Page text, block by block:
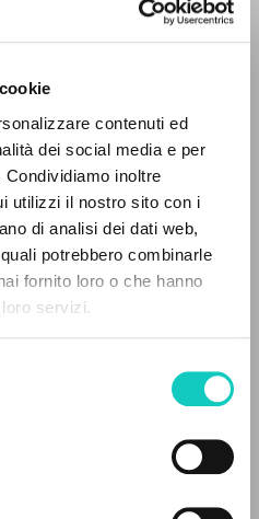
contenuti ed
dei social media e per
inoltre
utilizzi il nostro sito con i
di analisi dei dati web,
potrebbero combinarle
fornito loro o che hanno
servizi.
FOUND
RESULTS